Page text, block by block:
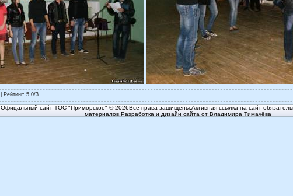
Рейтинг: 5.0/3
Офицальный сайт ТОС "Приморское" © 2026Все права защищены.Активная ссылка на сайт
материалов.Разработка и дизайн сайта от Владимира Тимачёва